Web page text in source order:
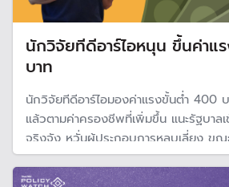
นักวิจัยทีดีอาร์ไอหนุน ขึ้นค่าแ
บาท
นักวิจัยทีดีอาร์ไอมองค่าแรงขั้นต่ำ 400
แล้วตามค่าครองชีพที่เพิ่มขึ้น แนะรัฐบาล
จริงจัง หวั่นผู้ประกอบการหลบเลี่ยง ขณ
โควิด-19 เริ่มเปลี่ยนไป แรงงานต้องพัฒ
ใช้เทคโนโลยี